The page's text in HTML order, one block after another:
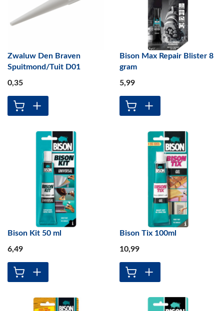
Zwaluw Den Braven
Spuitmond/Tuit D01
0,35
Bison Max Repair Blister 8
gram
5,99
Bison Kit 50 ml
6,49
Bison Tix 100ml
10,99